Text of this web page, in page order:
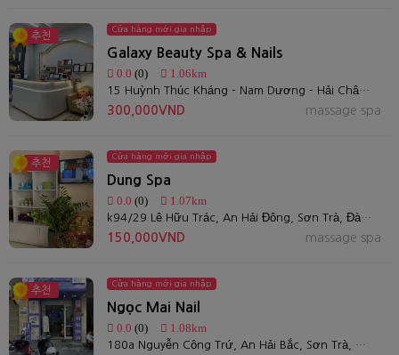
추천
Cửa hàng mới gia nhập
Galaxy Beauty Spa & Nails
0.0 (0) 1.06km
15 Huỳnh Thúc Kháng - Nam Dương - Hải Châu - Đà Nẵng
massage spa
300,000VND
추천
Cửa hàng mới gia nhập
Dung Spa
0.0 (0) 1.07km
k94/29 Lê Hữu Trác, An Hải Đông, Sơn Trà, Đà Nẵng
massage spa
150,000VND
추천
Cửa hàng mới gia nhập
Ngọc Mai Nail
0.0 (0) 1.08km
180a Nguyễn Công Trứ, An Hải Bắc, Sơn Trà, Đà Nẵng